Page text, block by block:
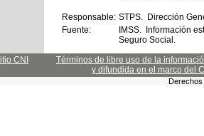
Responsable: STPS. Dirección
Fuente:
IMSS. Información
Seguro Social.
CNI
Términos de libre uso de la
y difundida en el marco del